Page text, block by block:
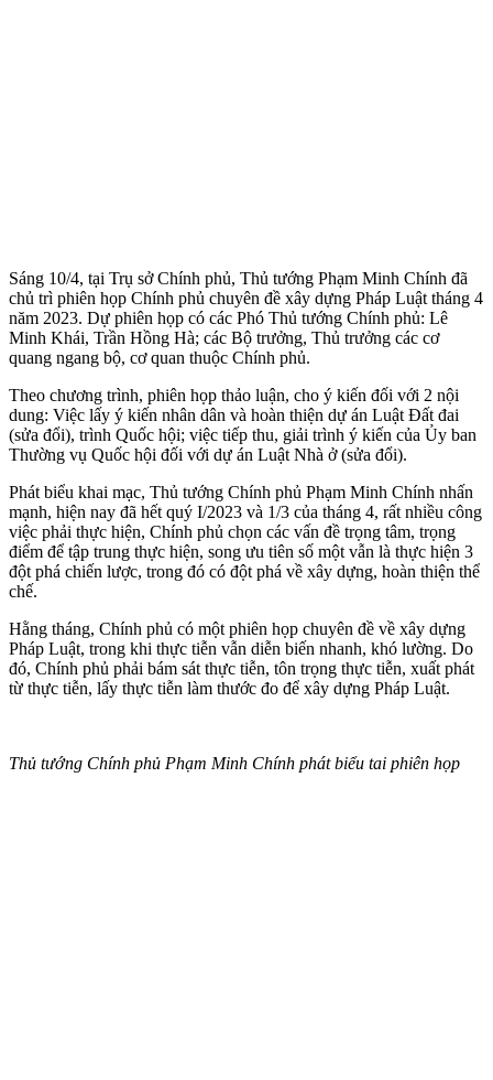
Sáng 10/4, tại Trụ sở Chính phủ, Thủ tướng Phạm Minh Chính đã
chủ trì phiên họp Chính phủ chuyên đề xây dựng Pháp Luật tháng 4
năm 2023. Dự phiên họp có các Phó Thủ tướng Chính phủ: Lê
Minh Khái, Trần Hồng Hà; các Bộ trưởng, Thủ trưởng các cơ
quang ngang bộ, cơ quan thuộc Chính phủ.
Theo chương trình, phiên họp thảo luận, cho ý kiến đối với 2 nội
dung: Việc lấy ý kiến nhân dân và hoàn thiện dự án Luật Đất đai
(sửa đổi), trình Quốc hội; việc tiếp thu, giải trình ý kiến của Ủy ban
Thường vụ Quốc hội đối với dự án Luật Nhà ở (sửa đổi).
Phát biểu khai mạc, Thủ tướng Chính phủ Phạm Minh Chính nhấn
mạnh, hiện nay đã hết quý I/2023 và 1/3 của tháng 4, rất nhiều công
việc phải thực hiện, Chính phủ chọn các vấn đề trọng tâm, trọng
điểm để tập trung thực hiện, song ưu tiên số một vẫn là thực hiện 3
đột phá chiến lược, trong đó có đột phá về xây dựng, hoàn thiện thể
chế.
Hằng tháng, Chính phủ có một phiên họp chuyên đề về xây dựng
Pháp Luật, trong khi thực tiễn vẫn diễn biến nhanh, khó lường. Do
đó, Chính phủ phải bám sát thực tiễn, tôn trọng thực tiễn, xuất phát
từ thực tiễn, lấy thực tiễn làm thước đo để xây dựng Pháp Luật.
Thủ tướng Chính phủ Phạm Minh Chính phát biểu tai phiên họp